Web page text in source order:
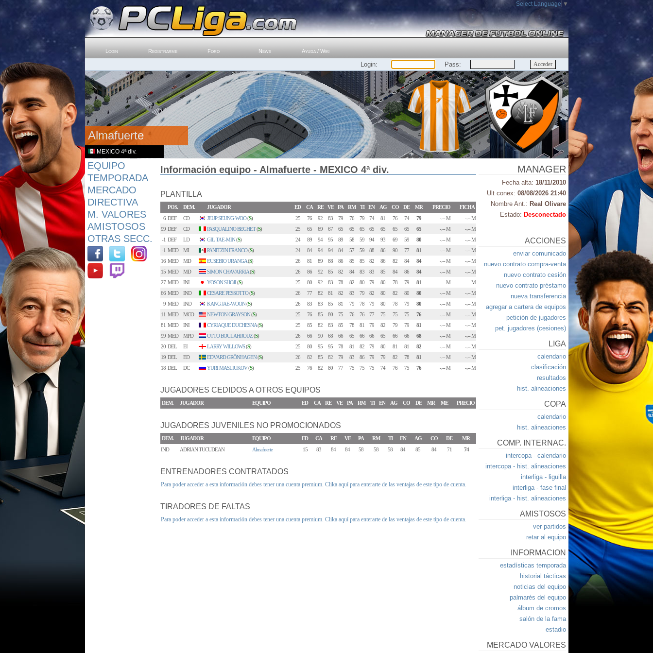
Select Language ▼
Login Registrarme Foro News Ayuda / Wiki
Login: Pass:
Almafuerte
MEXICO 4ª div.
EQUIPO
TEMPORADA
MERCADO
DIRECTIVA
M. VALORES
AMISTOSOS
OTRAS SECC.
Información equipo - Almafuerte - MEXICO 4ª div.
PLANTILLA
POS. DEM. JUGADOR ED CA RE VE PA RM TI EN AG CO DE MR PRECIO
FICHA
6 DEF CD JEUP SEUNG-WOO(S) 25 76 92 83 79 76 79 74 81 76 74 79 -.-- M
-.-- M
99 DEF CD PASQUALINO BEGHET(S) 25 65 69 67 65 65 65 65 65 65 65 65 -.-- M
-.-- M
-1 DEF LD GIL TAE-MIN(S) 24 89 94 95 89 58 59 94 93 69 59 80 -.-- M
-.-- M
-1 MED MI PANITZIN FRANCO(S) 24 84 94 94 84 57 59 88 86 90 77 81 -.-- M
-.-- M
16 MED MD EUSEBIO URANGA(S) 26 81 89 88 86 85 85 82 86 82 84 84 -.-- M
-.-- M
15 MED MD SIMON CHAVARRIA(S) 26 86 92 85 82 84 83 83 85 84 86 84 -.-- M
-.-- M
27 MED INI YOSON SHOJI(S) 25 80 92 83 78 82 80 79 80 78 79 81 -.-- M
-.-- M
66 MED IND CESARE PESSOTTO(S) 26 77 82 81 82 83 79 82 80 82 80 80 -.-- M
-.-- M
9 MED IND KANG JAE-WOON(S) 26 83 83 85 81 79 78 79 80 78 79 80 -.-- M
-.-- M
11 MED MCO NEWTON GRAYSON(S) 25 76 85 80 75 76 76 77 75 75 75 76 -.-- M
-.-- M
81 MED INI CYRIAQUE DUCHESNA(S) 25 85 82 83 85 78 81 79 82 79 79 81 -.-- M
-.-- M
99 MED MPD OTTO BOULAHROUZ(S) 26 66 90 68 66 65 66 66 65 66 66 68 -.-- M
-.-- M
20 DEL EI LARRY WILLOWS(S) 25 80 95 95 78 81 82 79 80 81 81 82 -.-- M
-.-- M
19 DEL ED EDVARD GRÖNHAGEN(S) 26 82 85 82 79 83 86 79 79 82 78 81 -.-- M
-.-- M
18 DEL DC YURI MASLIUKOV(S) 25 76 82 80 77 75 75 75 74 76 75 76 -.-- M -.-- M
JUGADORES CEDIDOS A OTROS EQUIPOS
DEM. JUGADOR EQUIPO ED CA RE VE PA RM TI EN AG CO DE MR ME PRECIO
JUGADORES JUVENILES NO PROMOCIONADOS
DEM. JUGADOR EQUIPO ED CA RE VE PA RM TI EN AG CO DE
MR
IND
ADRIAN TUCUDEAN Almafuerte 15 83 84 84 58 58 58 84 85 84 71 74
ENTRENADORES CONTRATADOS
Para poder acceder a esta información debes tener una cuenta premium. Clika aquí para enterarte de las ventajas de este tipo de cuenta.
TIRADORES DE FALTAS
Para poder acceder a esta información debes tener una cuenta premium. Clika aquí para enterarte de las ventajas de este tipo de cuenta.
MANAGER
Fecha alta: 18/11/2010
Ult conex: 08/08/2026 21:40
Nombre Ant.: Real Olivare
Estado: Desconectado
ACCIONES
enviar comunicado
nuevo contrato compra-venta
nuevo contrato cesión
nuevo contrato préstamo
nueva transferencia
agregar a cartera de equipos
petición de jugadores
pet. jugadores (cesiones)
LIGA
calendario
clasificación
resultados
hist. alineaciones
COPA
calendario
hist. alineaciones
COMP. INTERNAC.
intercopa - calendario
intercopa - hist. alineaciones
interliga - liguilla
interliga - fase final
interliga - hist. alineaciones
AMISTOSOS
ver partidos
retar al equipo
INFORMACION
estadísticas temporada
historial tácticas
noticias del equipo
palmarés del equipo
álbum de cromos
salón de la fama
estadio
MERCADO VALORES